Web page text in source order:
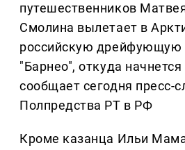
путешественников
Смолина вылетает в
российскую дрейфующую
"Барнео", откуда
сообщает сегодня пресс-
Полпредства РТ в РФ
Кроме казанца Ильи